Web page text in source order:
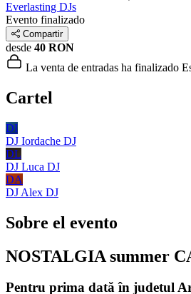
Everlasting DJs
Evento finalizado
Compartir
desde 40 RON
La venta de entradas ha finalizado
Cartel
DI
DJ Iordache DJ
DL
DJ Luca DJ
DA
DJ Alex DJ
Sobre el evento
NOSTALGIA summer
Pentru prima dată în judetul